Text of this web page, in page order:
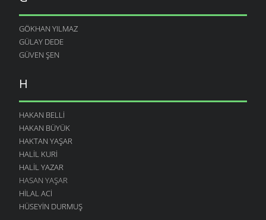
GÖKHAN YILMAZ
GÜLAY DEDE
GÜVEN ŞEN
H
HAKAN BELLI
HAKAN BÜYÜK
HAKTAN YAŞAR
HALIL KURI
HALIL YAZAR
HASAN YAŞAR
HILAL ACI
HÜSEYIN DURMUŞ